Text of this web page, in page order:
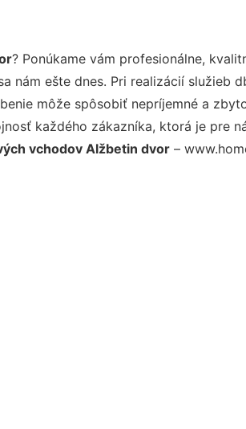
? Ponúkame vám profesionálne,
nám ešte dnes. Pri realizácií
môže spôsobiť nepríjemné a
každého zákazníka, ktorá je pre
vchodov Alžbetin dvor –